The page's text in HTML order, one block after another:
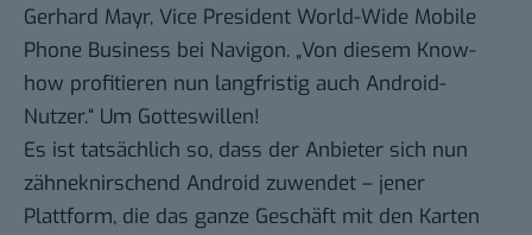
Gerhard Mayr, Vice President World-Wide Mobile
Phone Business bei Navigon. „Von diesem Know-
how profitieren nun langfristig auch Android-
Nutzer.“ Um Gotteswillen!
Es ist tatsächlich so, dass der Anbieter sich nun
zähneknirschend Android zuwendet – jener
Plattform, die das ganze Geschäft mit den Karten